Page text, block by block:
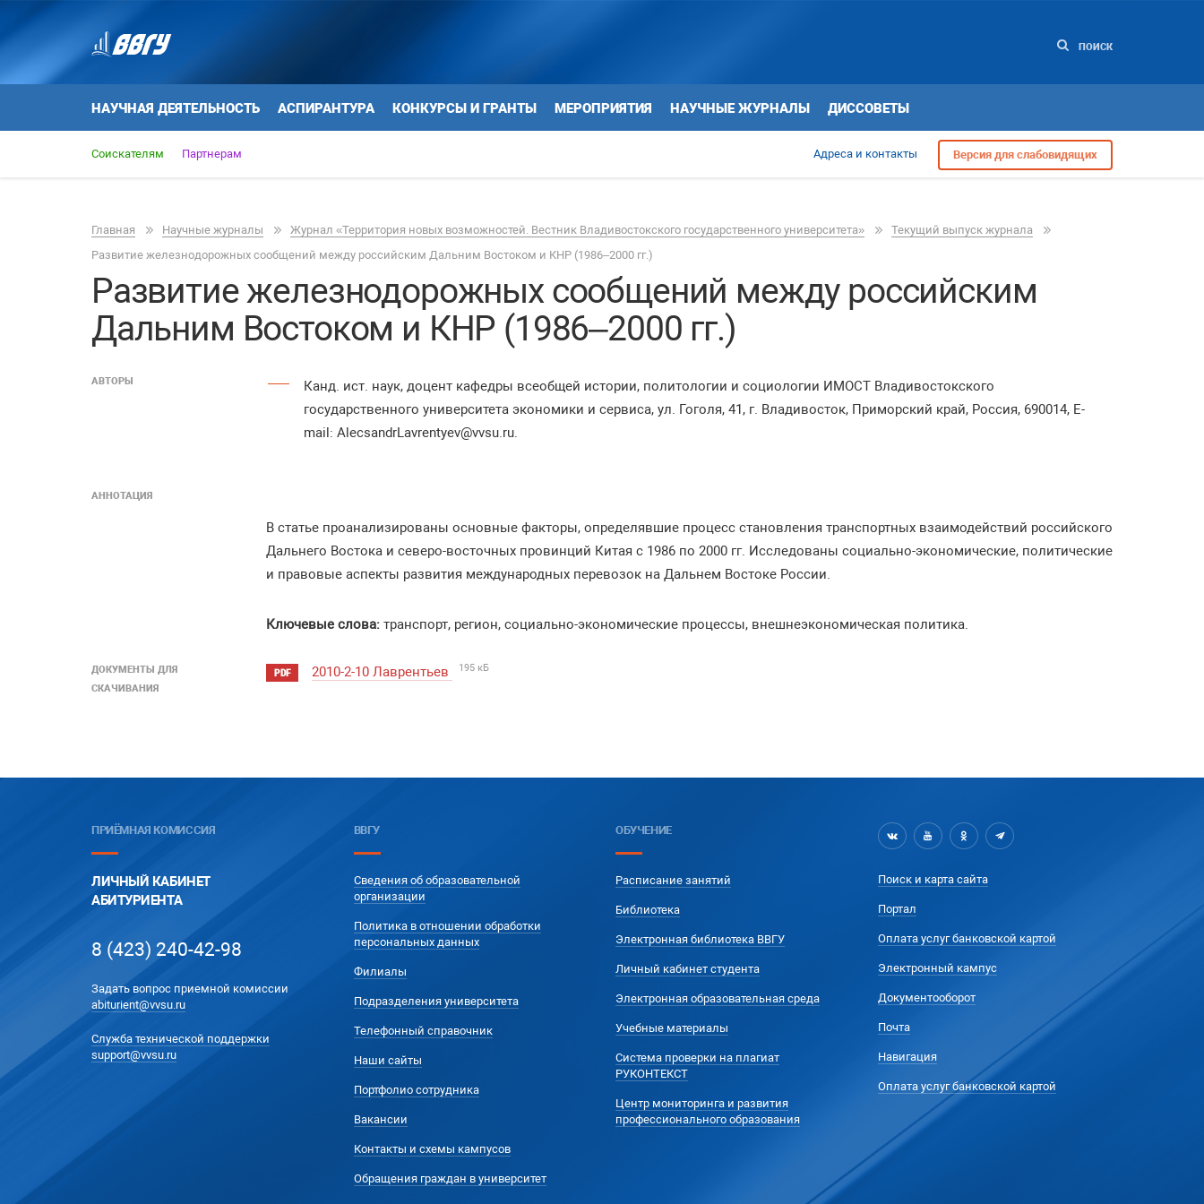
ПОИСК
НАУЧНАЯ ДЕЯТЕЛЬНОСТЬ АСПИРАНТУРА КОНКУРСЫ И ГРАНТЫ МЕРОПРИЯТИЯ НАУЧНЫЕ ЖУРНАЛЫ ДИССОВЕТЫ
Соискателям Партнерам Адреса и контакты Версия для слабовидящих
Главная Научные журналы Журнал «Территория новых возможностей. Вестник Владивостокского государственного университета»
Текущий выпуск журнала
Развитие железнодорожных сообщений между российским Дальним Востоком и КНР (1986–2000 гг.)
Развитие железнодорожных сообщений между российским
Дальним Востоком и КНР (1986–2000 гг.)
АВТОРЫ
Канд. ист. наук, доцент кафедры всеобщей истории, политологии и социологии ИМОСТ Владивостокского
государственного университета экономики и сервиса, ул. Гоголя, 41, г. Владивосток, Приморский край, Россия, 690014, E-
mail: AlecsandrLavrentyev@vvsu.ru.
АННОТАЦИЯ
В статье проанализированы основные факторы, определявшие процесс становления транспортных взаимодействий российского
Дальнего Востока и северо-восточных провинций Китая с 1986 по 2000 гг. Исследованы социально-экономические, политические
и правовые аспекты развития международных перевозок на Дальнем Востоке России.
Ключевые слова: транспорт, регион, социально-экономические процессы, внешнеэкономическая политика.
ДОКУМЕНТЫ ДЛЯ
СКАЧИВАНИЯ
PDF 2010-2-10 Лаврентьев 195 кБ
ПРИЁМНАЯ КОМИССИЯ
ЛИЧНЫЙ КАБИНЕТ
АБИТУРИЕНТА
8 (423) 240-42-98
Задать вопрос приемной комиссии
abiturient@vvsu.ru
Служба технической поддержки
support@vvsu.ru
ВВГУ
Сведения об образовательной
организации
Политика в отношении обработки
персональных данных
Филиалы
Подразделения университета
Телефонный справочник
Наши сайты
Портфолио сотрудника
Вакансии
Контакты и схемы кампусов
Обращения граждан в университет
ОБУЧЕНИЕ
Расписание занятий
Библиотека
Электронная библиотека ВВГУ
Личный кабинет студента
Электронная образовательная среда
Учебные материалы
Система проверки на плагиат
РУКОНТЕКСТ
Центр мониторинга и развития
профессионального образования
Поиск и карта сайта
Портал
Оплата услуг банковской картой
Электронный кампус
Документооборот
Почта
Навигация
Оплата услуг банковской картой